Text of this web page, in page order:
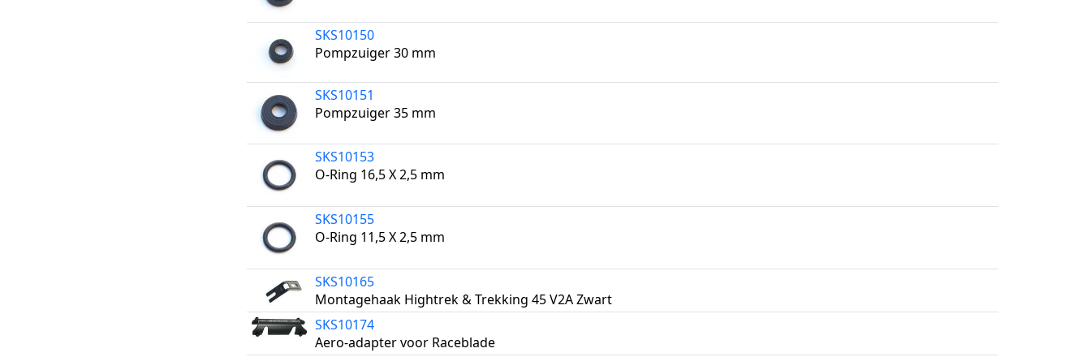
SKS10150
Pompzuiger 30 mm
SKS10151
Pompzuiger 35 mm
SKS10153
O-Ring 16,5 X 2,5 mm
SKS10155
O-Ring 11,5 X 2,5 mm
SKS10165
Montagehaak Hightrek & Trekking 45 V2A Zwart
SKS10174
Aero-adapter voor Raceblade